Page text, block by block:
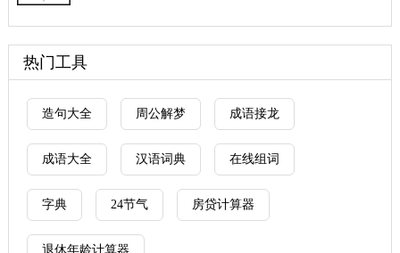
热门工具
造句大全 周公解梦 成语接龙
成语大全 汉语词典 在线组词
字典 24节气 房贷计算器
退休年龄计算器